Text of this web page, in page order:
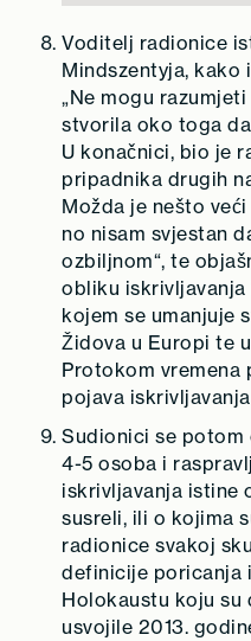
Voditelj radionice
Mindszentyja, kako
„Ne mogu
stvorila oko toga
U konačnici, bio je
pripadnika drugih
Možda je nešto
no nisam svjestan
ozbiljnom“, te
obliku
kojem se umanjuje
Židova u Europi te
Protokom vremena
pojava
Sudionici se potom
4-5 osoba i
iskrivljavanja istine
susreli, ili o kojima
radionice svakoj
definicije poricanja
Holokaustu koju su
usvojile 2013.